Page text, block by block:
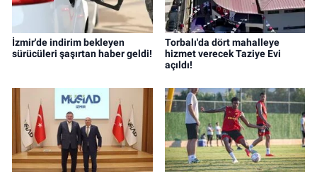
İzmir'de indirim bekleyen
sürücüleri şaşırtan haber geldi!
Torbalı'da dört mahalleye
hizmet verecek Taziye Evi
açıldı!